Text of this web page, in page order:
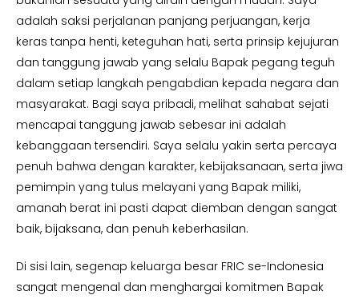
adalah saksi perjalanan panjang perjuangan, kerja
keras tanpa henti, keteguhan hati, serta prinsip kejujuran
dan tanggung jawab yang selalu Bapak pegang teguh
dalam setiap langkah pengabdian kepada negara dan
masyarakat. Bagi saya pribadi, melihat sahabat sejati
mencapai tanggung jawab sebesar ini adalah
kebanggaan tersendiri. Saya selalu yakin serta percaya
penuh bahwa dengan karakter, kebijaksanaan, serta jiwa
pemimpin yang tulus melayani yang Bapak miliki,
amanah berat ini pasti dapat diemban dengan sangat
baik, bijaksana, dan penuh keberhasilan.
Di sisi lain, segenap keluarga besar FRIC se-Indonesia
sangat mengenal dan menghargai komitmen Bapak